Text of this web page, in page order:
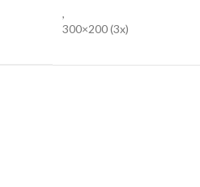
,
300×200 (3x)